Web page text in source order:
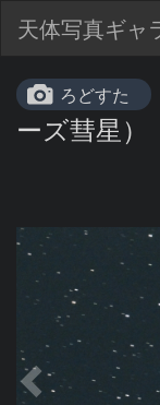
天体写真ギャ
ろどすた
ーズ彗星）